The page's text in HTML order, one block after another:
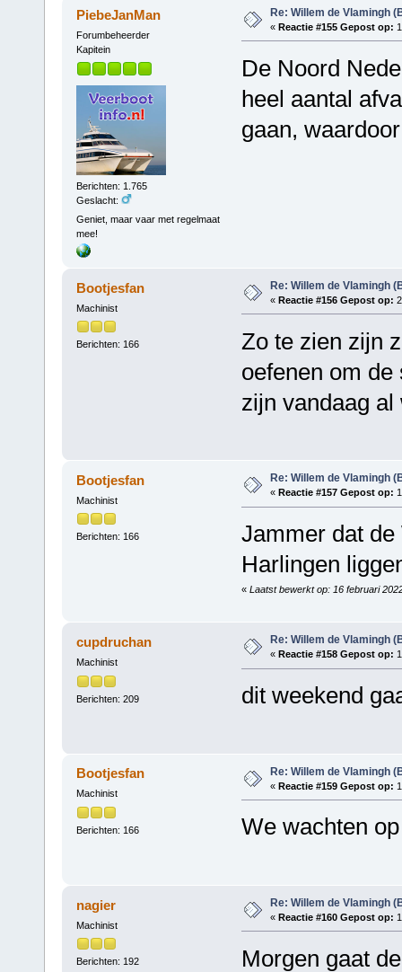
PiebeJanMan
Forumbeheerder
Kapitein
Berichten: 1.765
Geslacht:
Geniet, maar vaar met regelmaat
mee!
Re: Willem de Vlamingh
« Reactie #155 Gepost op:
De Noord
heel aantal
gaan,
Bootjesfan
Machinist
Berichten: 166
Re: Willem de Vlamingh
« Reactie #156 Gepost op:
Zo te zien zijn
oefenen om
zijn vandaag
Bootjesfan
Machinist
Berichten: 166
Re: Willem de Vlamingh
« Reactie #157 Gepost op:
Jammer dat
Harlingen
« Laatst bewerkt op: 16 februari
cupdruchan
Machinist
Berichten: 209
Re: Willem de Vlamingh
« Reactie #158 Gepost op:
dit weekend
Bootjesfan
Machinist
Berichten: 166
Re: Willem de Vlamingh
« Reactie #159 Gepost op:
We wachten
nagier
Machinist
Berichten: 192
Re: Willem de Vlamingh
« Reactie #160 Gepost op:
Morgen gaat